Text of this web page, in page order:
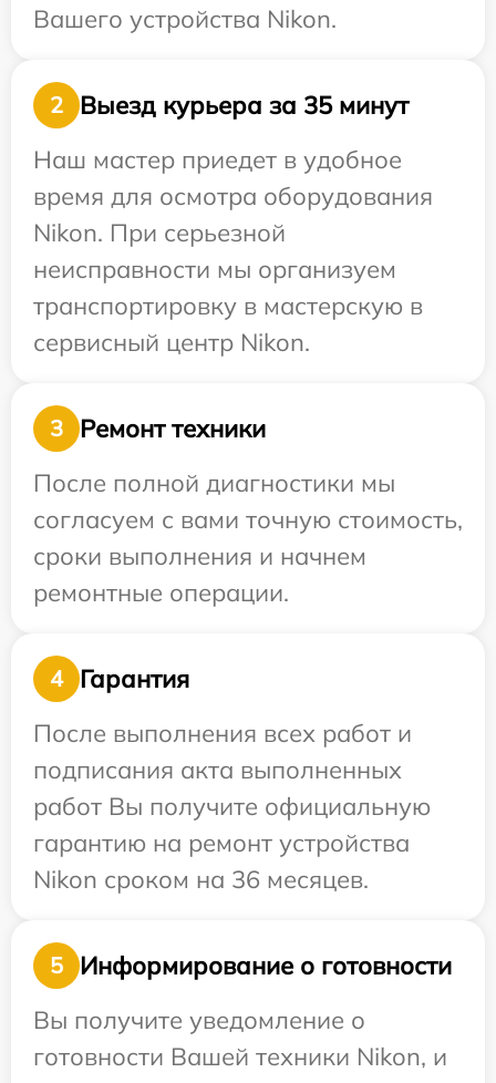
Вашего устройства Nikon.
2
Выезд курьера за 35 минут
Наш мастер приедет в удобное
время для осмотра оборудования
Nikon. При серьезной
неисправности мы организуем
транспортировку в мастерскую в
сервисный центр Nikon.
3
Ремонт техники
После полной диагностики мы
согласуем с вами точную стоимость,
сроки выполнения и начнем
ремонтные операции.
4
Гарантия
После выполнения всех работ и
подписания акта выполненных
работ Вы получите официальную
гарантию на ремонт устройства
Nikon сроком на 36 месяцев.
5
Информирование о готовности
Вы получите уведомление о
готовности Вашей техники Nikon, и